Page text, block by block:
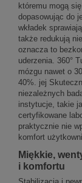
któremu mogą
dopasowując do
wkładek
także redukują
oznacza to
uderzenia. 360°
mózgu nawet o
40%. jej
niezależnych
instytucje, takie
certyfikowane
praktycznie nie
komfort
Miękkie,
i komfortu